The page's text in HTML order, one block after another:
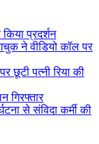
प्रदर्शन
ने वीडियो कॉल पर
छूटी पत्नी रिया की
गिरफ्तार
से संविदा कर्मी की